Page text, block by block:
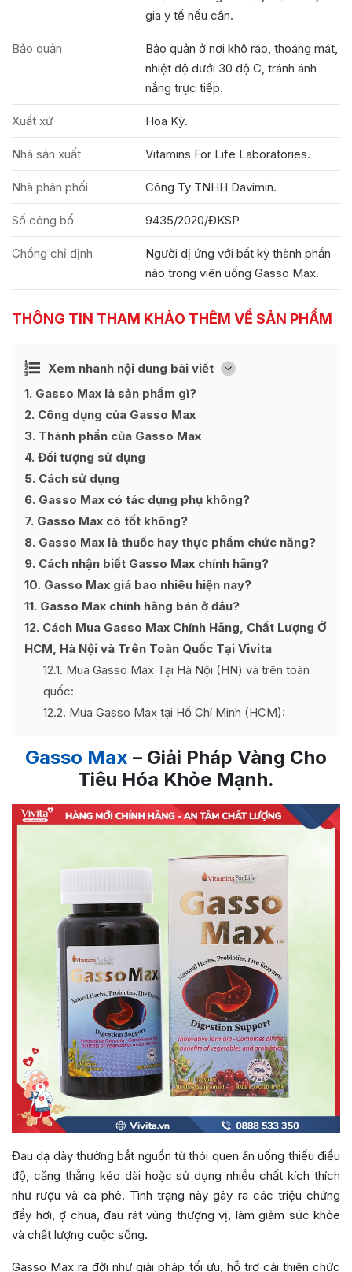
gia y tế nếu cần.
Bảo quản
Bảo quản ở nơi khô ráo, thoáng mát,
nhiệt độ dưới 30 độ C, tránh ánh
nắng trực tiếp.
Xuất xứ Hoa Kỳ.
Nhà sản xuất Vitamins For Life Laboratories.
Nhà phân phối Công Ty TNHH Davimin.
Số công bố 9435/2020/ĐKSP
Chống chỉ định
Người dị ứng với bất kỳ thành phần
nào trong viên uống Gasso Max.
THÔNG TIN THAM KHẢO THÊM VỀ SẢN PHẨM
Xem nhanh nội dung bài viết [
Ẩn
1 Gasso Max là sản phẩm gì?
2 Công dụng của Gasso Max
3 Thành phần của Gasso Max
4 Đối tượng sử dụng
5 Cách sử dụng
6 Gasso Max có tác dụng phụ không?
7 Gasso Max có tốt không?
8 Gasso Max là thuốc hay thực phẩm chức năng?
9 Cách nhận biết Gasso Max chính hãng?
10 Gasso Max giá bao nhiêu hiện nay?
11 Gasso Max chính hãng bán ở đâu?
12 Cách Mua Gasso Max Chính Hãng, Chất Lượng Ở
HCM, Hà Nội và Trên Toàn Quốc Tại Vivita
12.1 Mua Gasso Max Tại Hà Nội (HN) và trên toàn
quốc:
12.2 Mua Gasso Max tại Hồ Chí Minh (HCM):
Gasso Max – Giải Pháp Vàng Cho
Tiêu Hóa Khỏe Mạnh.
Đau dạ dày thường bắt nguồn từ thói quen ăn uống thiếu điều
độ, căng thẳng kéo dài hoặc sử dụng nhiều chất kích thích
như rượu và cà phê. Tình trạng này gây ra các triệu chứng
đầy hơi, ợ chua, đau rát vùng thượng vị, làm giảm sức khỏe
và chất lượng cuộc sống.
Gasso Max ra đời như giải pháp tối ưu, hỗ trợ cải thiện chức